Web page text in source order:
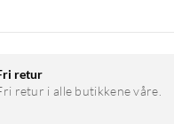
retur
retur i alle butikkene våre.